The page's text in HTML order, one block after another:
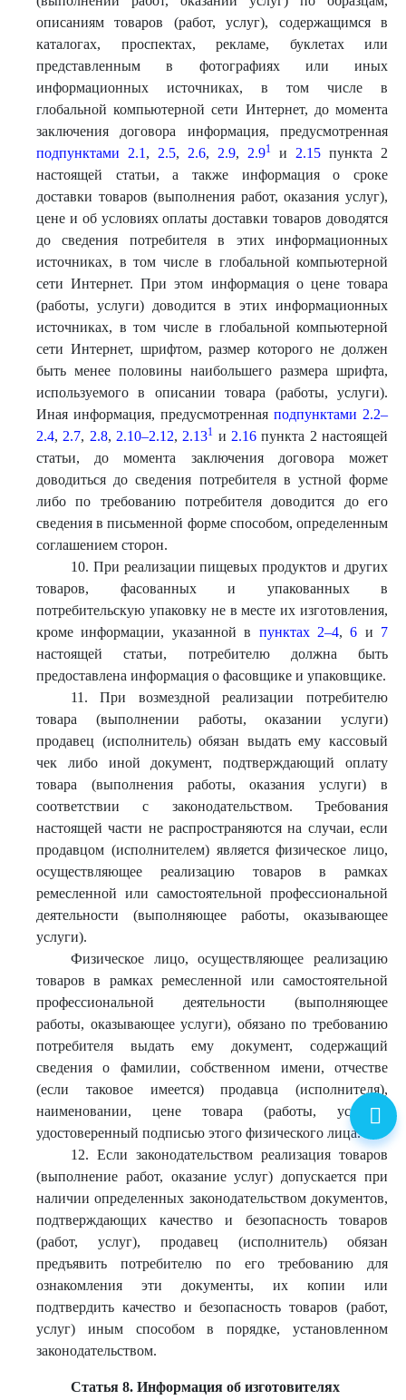
описаниям товаров (работ, услуг), содержащимся в
каталогах, проспектах, рекламе, буклетах или
представленным в фотографиях или иных
информационных источниках, в том числе в
глобальной компьютерной сети Интернет, до момента
заключения договора информация, предусмотренная
подпунктами 2.1 , 2.5, 2.6, 2.9, 2.91 и 2.15 пункта 2
настоящей статьи, а также информация о сроке
доставки товаров (выполнения работ, оказания услуг),
цене и об условиях оплаты доставки товаров доводятся
до сведения потребителя в этих информационных
источниках, в том числе в глобальной компьютерной
сети Интернет. При этом информация о цене товара
(работы, услуги) доводится в этих информационных
источниках, в том числе в глобальной компьютерной
сети Интернет, шрифтом, размер которого не должен
быть менее половины наибольшего размера шрифта,
используемого в описании товара (работы, услуги).
Иная информация, предусмотренная подпунктами 2.2–
2.4, 2.7, 2.8, 2.10–2.12, 2.131 и 2.16 пункта 2 настоящей
статьи, до момента заключения договора может
доводиться до сведения потребителя в устной форме
либо по требованию потребителя доводится до его
сведения в письменной форме способом, определенным
соглашением сторон.
10. При реализации пищевых продуктов и других
товаров, фасованных и упакованных в
потребительскую упаковку не в месте их изготовления,
кроме информации, указанной в пунктах 2–4,6 и 7
настоящей статьи, потребителю должна быть
предоставлена информация о фасовщике и упаковщике.
11. При возмездной реализации потребителю
товара (выполнении работы, оказании услуги)
продавец (исполнитель) обязан выдать ему кассовый
чек либо иной документ, подтверждающий оплату
товара (выполнения работы, оказания услуги) в
соответствии с законодательством. Требования
настоящей части не распространяются на случаи, если
продавцом (исполнителем) является физическое лицо,
осуществляющее реализацию товаров в рамках
ремесленной или самостоятельной профессиональной
деятельности (выполняющее работы, оказывающее
услуги).
Физическое лицо, осуществляющее реализацию
товаров в рамках ремесленной или самостоятельной
профессиональной деятельности (выполняющее
работы, оказывающее услуги), обязано по требованию
потребителя выдать ему документ, содержащий
сведения о фамилии, собственном имени, отчестве
(если таковое имеется) продавца (исполнителя),
наименовании, цене товара (работы, услуги),
удостоверенный подписью этого физического лица.
12. Если законодательством реализация товаров
(выполнение работ, оказание услуг) допускается при
наличии определенных законодательством документов,
подтверждающих качество и безопасность товаров
(работ, услуг), продавец (исполнитель) обязан
предъявить потребителю по его требованию для
ознакомления эти документы, их копии или
подтвердить качество и безопасность товаров (работ,
услуг) иным способом в порядке, установленном
законодательством.
Статья 8. Информация об изготовителях